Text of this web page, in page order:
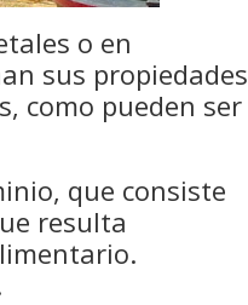
o en
sus propiedades
como pueden ser
que consiste
resulta